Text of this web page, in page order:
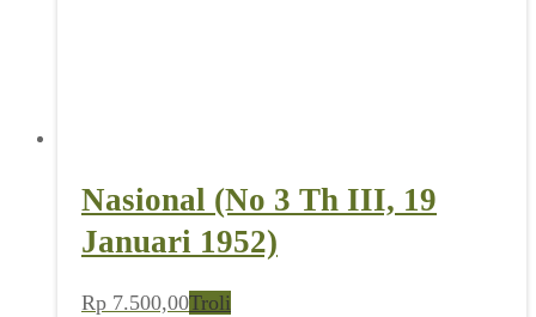
Nasional (No 3 Th III, 19
Januari 1952)
Rp 7.500,00Troli